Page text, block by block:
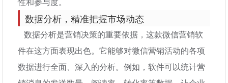
数据分析，精准把握市场动态
数据分析是营销决策的重要依据，这款微信营销软
件在这方面表现出色。它能够对微信营销活动的各项
数据进行全面、深入的分析。例如，软件可以统计营